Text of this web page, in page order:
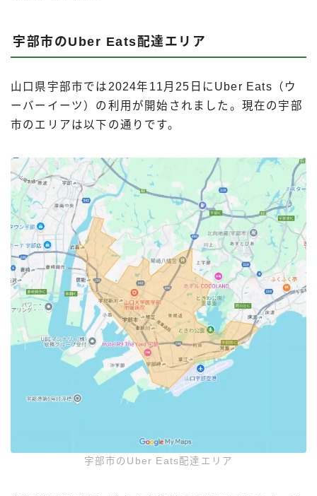
宇部市のUber Eats配達エリア
山口県宇部市では2024年11月25日にUber Eats（ウ
ーバーイーツ）の利用が開始されました。現在の宇部
市のエリアは以下の通りです。
宇部市のUber Eats配達エリア